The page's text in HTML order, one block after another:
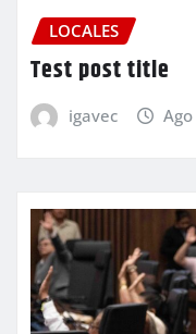
LOCALES
Test post title
igavec